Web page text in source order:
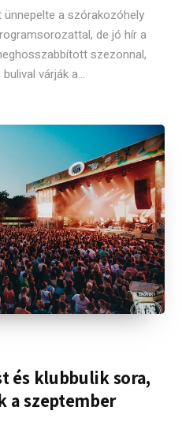
a szórakozóhely
de jó hír a
szezonnal,
várják a...
és klubbulik sora,
a szeptember